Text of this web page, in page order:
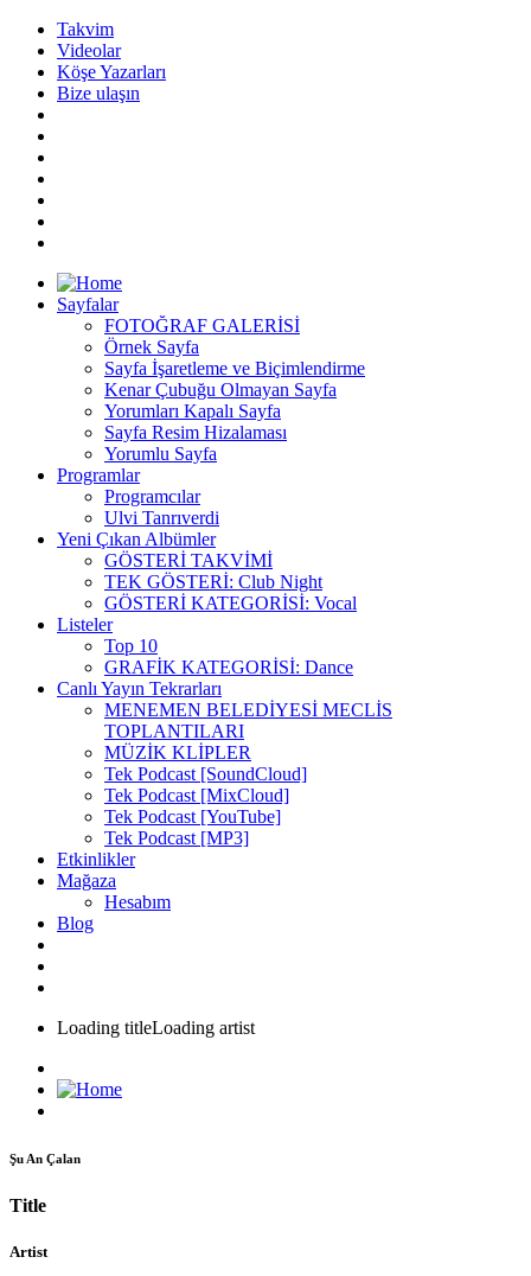
Takvim
Videolar
Köşe Yazarları
Bize ulaşın
Sayfalar
FOTOĞRAF GALERİSİ
Örnek Sayfa
Sayfa İşaretleme ve Biçimlendirme
Kenar Çubuğu Olmayan Sayfa
Yorumları Kapalı Sayfa
Sayfa Resim Hizalaması
Yorumlu Sayfa
Programlar
Programcılar
Ulvi Tanrıverdi
Yeni Çıkan Albümler
GÖSTERİ TAKVİMİ
TEK GÖSTERİ: Club Night
GÖSTERİ KATEGORİSİ: Vocal
Listeler
Top 10
GRAFİK KATEGORİSİ: Dance
Canlı Yayın Tekrarları
MENEMEN BELEDİYESİ MECLİS
TOPLANTILARI
MÜZİK KLİPLER
Tek Podcast [SoundCloud]
Tek Podcast [MixCloud]
Tek Podcast [YouTube]
Tek Podcast [MP3]
Etkinlikler
Mağaza
Hesabım
Blog
Loading titleLoading artist
Şu An Çalan
Title
Artist